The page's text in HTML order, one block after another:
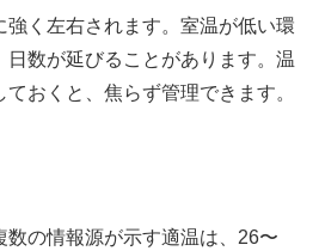
く左右されます。室温が低い環
数が延びることがあります。温
おくと、焦らず管理できます。
の情報源が示す適温は、26〜